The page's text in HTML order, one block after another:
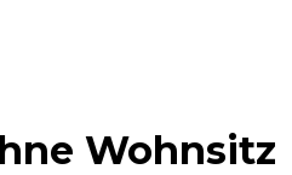
Wohnsitz